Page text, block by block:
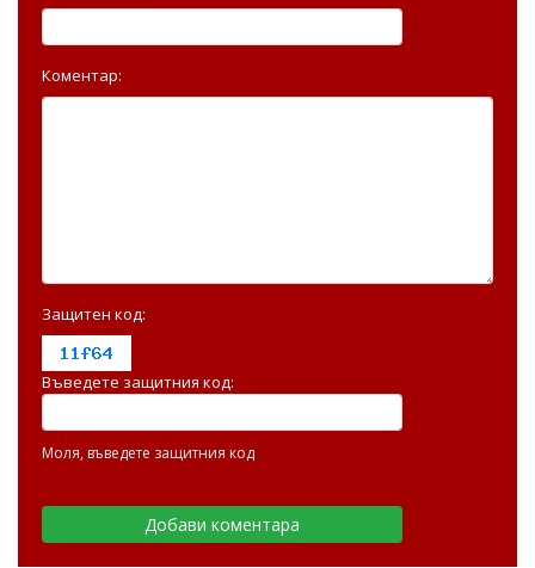
Коментар:
Защитен код:
Въведете защитния код:
Моля, въведете защитния код